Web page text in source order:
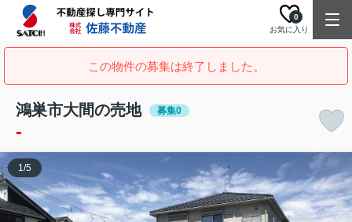
お気に入り
0
この物件の募集は終了しました。
鴻巣市大間の売地 募集0
-
1/5